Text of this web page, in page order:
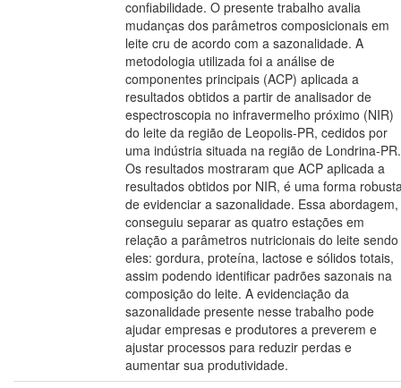
confiabilidade. O presente trabalho avalia
mudanças dos parâmetros composicionais em
leite cru de acordo com a sazonalidade. A
metodologia utilizada foi a análise de
componentes principais (ACP) aplicada a
resultados obtidos a partir de analisador de
espectroscopia no infravermelho próximo (NIR)
do leite da região de Leopolis-PR, cedidos por
uma indústria situada na região de Londrina-PR.
Os resultados mostraram que ACP aplicada a
resultados obtidos por NIR, é uma forma
de evidenciar a sazonalidade. Essa abordagem,
conseguiu separar as quatro estações em
relação a parâmetros nutricionais do leite sendo
eles: gordura, proteína, lactose e sólidos totais,
assim podendo identificar padrões sazonais na
composição do leite. A evidenciação da
sazonalidade presente nesse trabalho pode
ajudar empresas e produtores a preverem e
ajustar processos para reduzir perdas e
aumentar sua produtividade.